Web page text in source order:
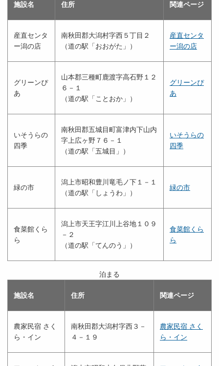
施設名 住所 関連ページ
産直センタ
ー潟の店
南秋田郡大潟村字西５丁目２
（道の駅「おおがた」）
産直センタ
ー潟の店
グリーンぴ
あ
山本郡三種町鹿渡字高石野１２
６－１
（道の駅「ことおか」）
グリーンぴ
あ
いそうらの
四季
南秋田郡五城目町富津内下山内
字上広ヶ野７６－１
（道の駅「五城目」）
いそうらの
四季
緑の市
潟上市昭和豊川竜毛ノ下１－１
（道の駅「しょうわ」）
緑の市
食菜館くら
ら
潟上市天王字江川上谷地１０９
－２
（道の駅「てんのう」）
食菜館くら
ら
施設名 住所 関連ページ
泊まる
農家民宿 さく
ら・イン
南秋田郡大潟村字西３－
４－１９
農家民宿 さく
ら・イン